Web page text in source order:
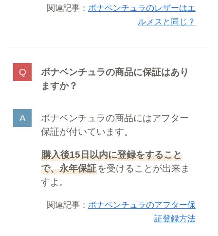
関連記事： ボナベンチュラのレザーはエ
ルメスと同じ？
ボナベンチュラの商品に保証はあり
ますか？
ボナベンチュラの商品にはアフター
保証が付いています。
購入後15日以内に登録をすること
で、永年保証を受けることが出来ま
すよ。
関連記事： ボナベンチュラのアフター保
証登録方法